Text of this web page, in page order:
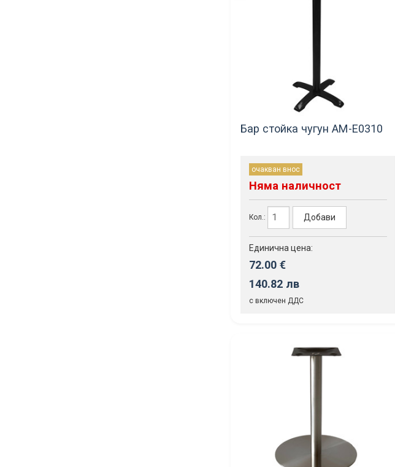
Бар стойка чугун АМ-Е0310
очакван внос
Няма наличност
Кол.: Добави
Единична цена:
72.00 €
140.82 лв
с включен ДДС